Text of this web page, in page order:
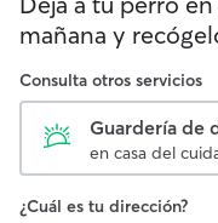
mañana y
Consulta otros servicios
Guardería de
en casa del
¿Cuál es tu dirección?